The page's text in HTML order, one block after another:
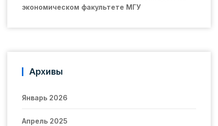
экономическом факультете МГУ
Архивы
Январь 2026
Апрель 2025